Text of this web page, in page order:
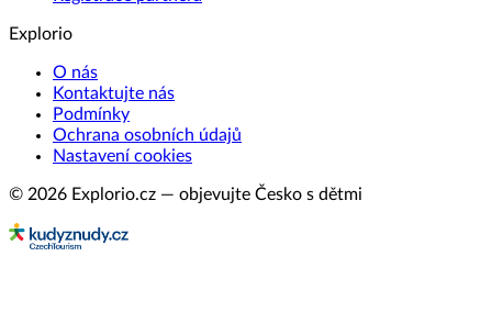
Explorio
O nás
Kontaktujte nás
Podmínky
Ochrana osobních údajů
Nastavení cookies
© 2026 Explorio.cz — objevujte Česko s dětmi